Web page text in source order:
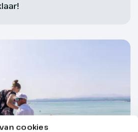
cookies
terug naar ons hotel